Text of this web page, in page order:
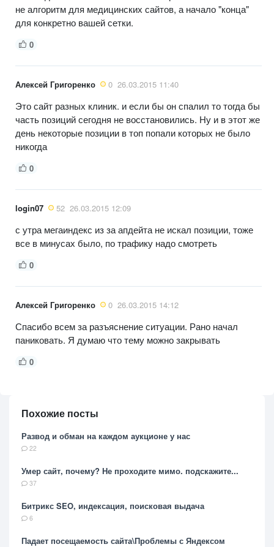
не алгоритм для медицинских сайтов, а начало "конца"
для конкретно вашей сетки.
0
Алексей Григоренко 0 26.03.2015 11:40
Это сайт разных клиник. и если бы он спалил то тогда бы
часть позиций сегодня не восстановились. Ну и в этот же
день некоторые позиции в топ попали которых не было
никогда
0
login07 52 26.03.2015 12:09
с утра мегаиндекс из за апдейта не искал позиции, тоже
все в минусах было, по трафику надо смотреть
0
Алексей Григоренко 0 26.03.2015 14:12
Спасибо всем за разъяснение ситуации. Рано начал
паниковать. Я думаю что тему можно закрывать
0
Похожие посты
Развод и обман на каждом аукционе у нас
22
Умер сайт, почему? Не проходите мимо. подскажите...
37
Битрикс SEO, индексация, поисковая выдача
6
Падает посещаемость сайта\Проблемы с Яндексом